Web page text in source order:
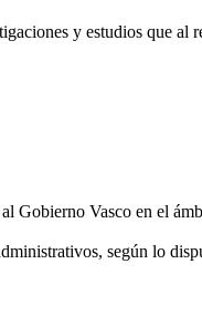
y estudios que al
Gobierno Vasco en el
según lo